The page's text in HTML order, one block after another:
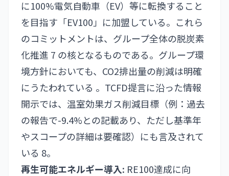
に100%電気自動車（EV）等に転換すること
を目指す「EV100」に加盟している。これら
のコミットメントは、グループ全体の脱炭素
化推進 7 の核となるものである。グループ環
境方針においても、CO2排出量の削減は明確
にうたわれている 。TCFD提言に沿った情報
開示では、温室効果ガス削減目標（例：過去
の報告で-9.4%との記載あり、ただし基準年
やスコープの詳細は要確認）にも言及されて
いる 8。
再生可能エネルギー導入: RE100達成に向